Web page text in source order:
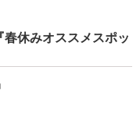
休みオススメスポッ